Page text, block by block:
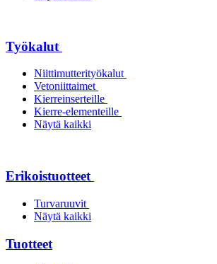
Työkalut
Niittimutterityökalut
Vetoniittaimet
Kierreinserteille
Kierre-elementeille
Näytä kaikki
Erikoistuotteet
Turvaruuvit
Näytä kaikki
Tuotteet